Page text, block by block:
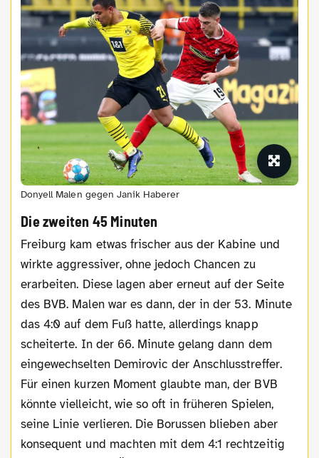
Donyell Malen gegen Janik Haberer
Die zweiten 45 Minuten
Freiburg kam etwas frischer aus der Kabine und
wirkte aggressiver, ohne jedoch Chancen zu
erarbeiten. Diese lagen aber erneut auf der Seite
des BVB. Malen war es dann, der in der 53. Minute
das 4:0 auf dem Fuß hatte, allerdings knapp
scheiterte. In der 66. Minute gelang dann dem
eingewechselten Demirovic der Anschlusstreffer.
Für einen kurzen Moment glaubte man, der BVB
könnte vielleicht, wie so oft in früheren Spielen,
seine Linie verlieren. Die Borussen blieben aber
konsequent und machten mit dem 4:1 rechtzeitig